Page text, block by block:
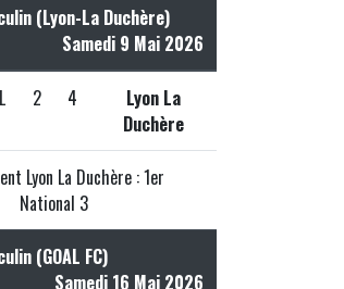
(Lyon-La Duchère)
Samedi 9 Mai 2026
2 4
Lyon La
Duchère
Lyon La Duchère : 1er
National 3
(GOAL FC)
Samedi 16 Mai 2026